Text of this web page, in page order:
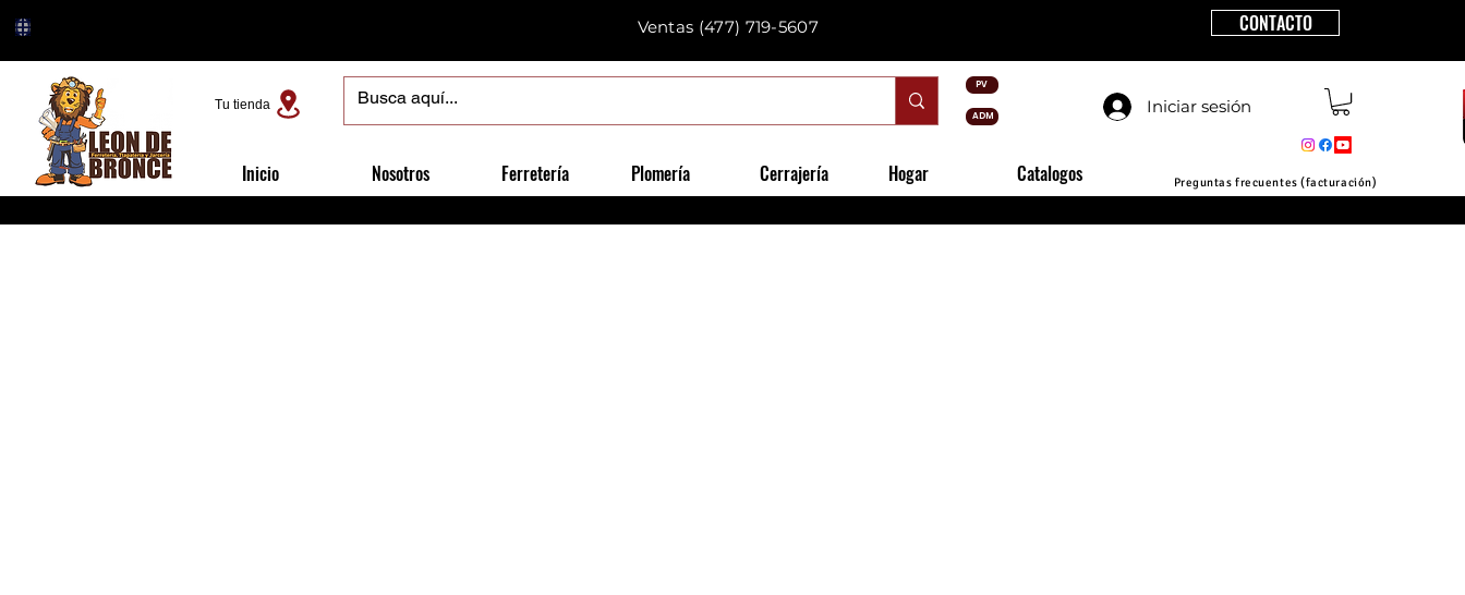
PV
ADM
Ventas (477) 719-5607 CONTACTO
Iniciar sesión
Tu tienda
Inicio Nosotros Ferretería Plomería Cerrajería Hogar Catalogos Preguntas frecuentes (facturación)